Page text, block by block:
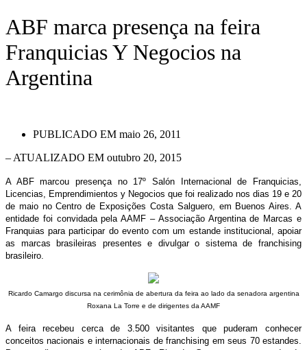
ABF marca presença na feira
Franquicias Y Negocios na
Argentina
PUBLICADO EM maio 26, 2011
– ATUALIZADO EM outubro 20, 2015
A ABF marcou presença no 17º Salón Internacional de Franquicias,
Licencias, Emprendimientos y Negocios que foi realizado nos dias 19 e 20
de maio no Centro de Exposições Costa Salguero, em Buenos Aires. A
entidade foi convidada pela AAMF – Associação Argentina de Marcas e
Franquias para participar do evento com um estande institucional, apoiar
as marcas brasileiras presentes e divulgar o sistema de franchising
brasileiro.
Ricardo Camargo discursa na cerimônia de abertura da feira ao lado da senadora argentina
Roxana La Torre e de dirigentes da AAMF
A feira recebeu cerca de 3.500 visitantes que puderam conhecer
conceitos nacionais e internacionais de franchising em seus 70 estandes.